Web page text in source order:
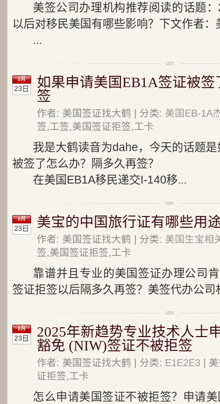
美签公司办理机构推荐阅读的话题
以后对移民美国有哪些影响？下文作者
...
2月
23日
如果申请美国EB1A签证被
签
作者: 美国签证找大鹤 | 分类: 美国EB-1A
签,工签,美国签证拒签,工卡
我是大鹤读音为dahe，今天的话题
被签了怎么办？隔多久再签？
在美国EB1A移民递交I-140移...
2月
23日 美宝的中国旅行证有哪些用
作者: 美国签证找大鹤 | 分类: 美国生宝相
签,美国签证拒签,工卡
靠谱并且专业的美国签证办理公司
签证拒签以后隔多久再签？美签代办公
2月
23日
2025年新趋势专业技术人士
豁免 (NIW)签证不被拒签
作者: 美国签证找大鹤 | 分类: E1E2E3 |
证拒签,工卡
怎么申请美国签证不被拒签？申请